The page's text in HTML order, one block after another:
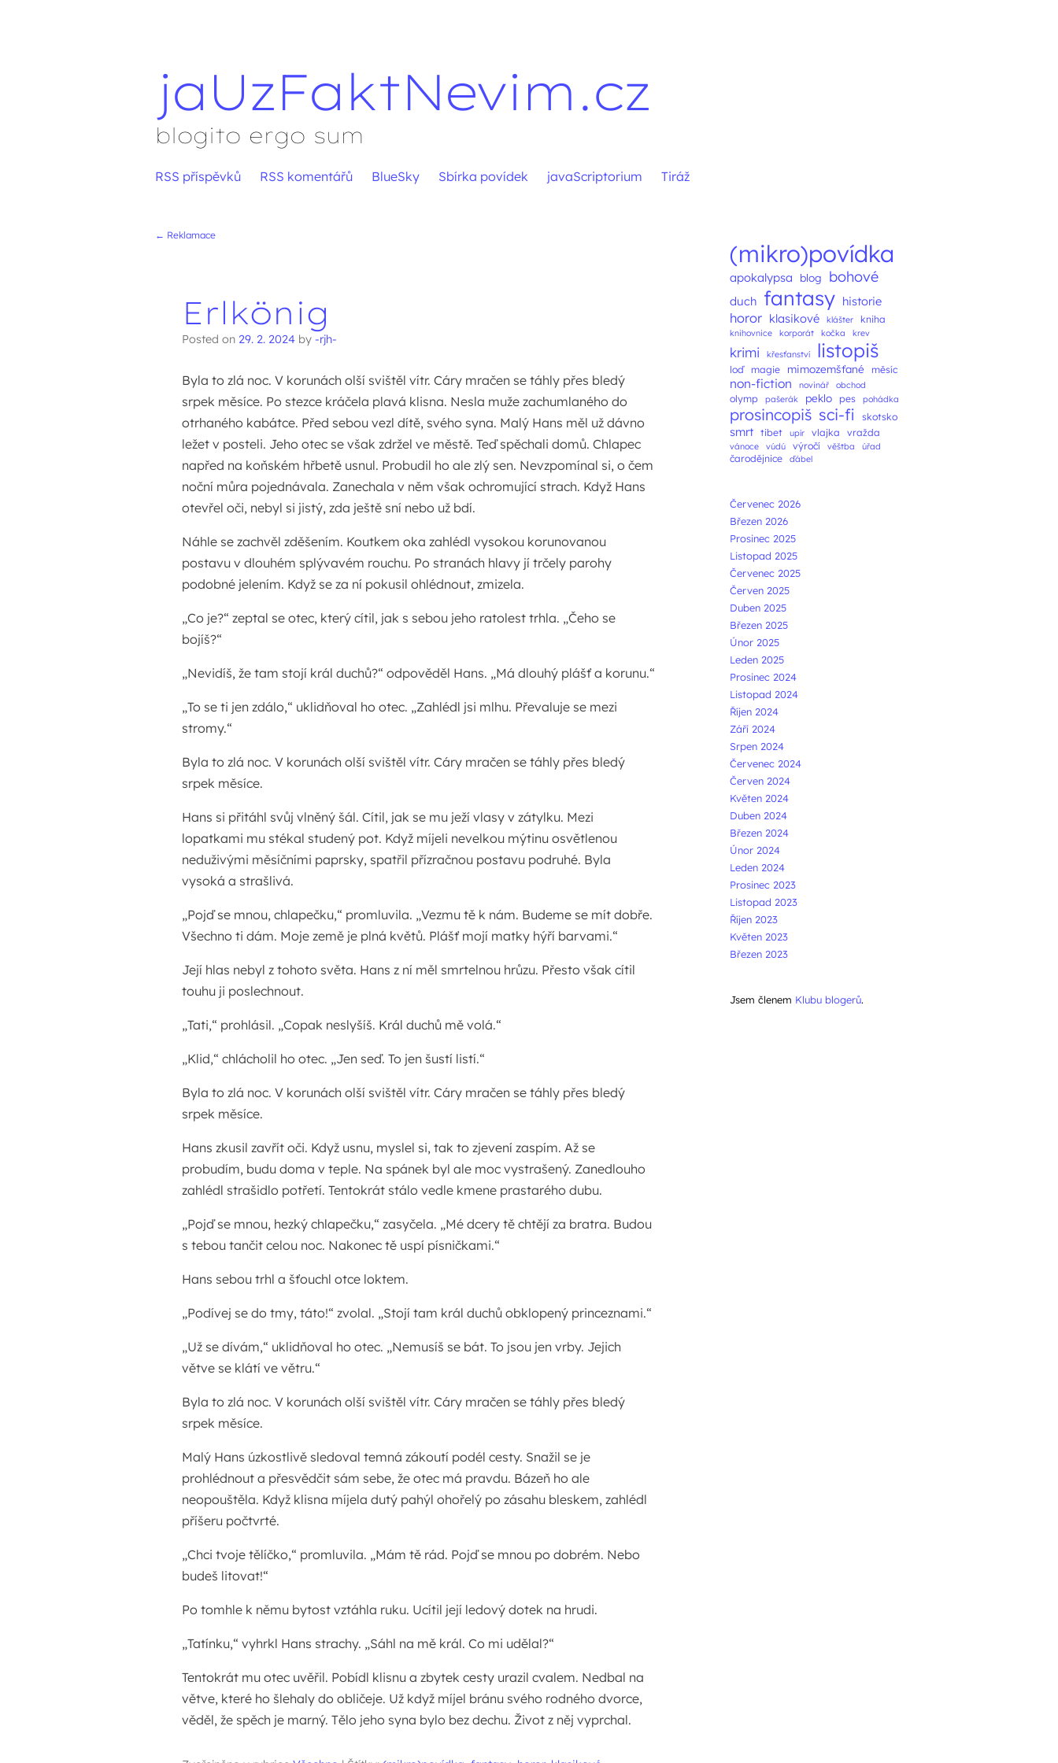
jaUzFaktNevim.cz
blogito ergo sum
Přejít
RSS příspěvků RSS komentářů BlueSky Sbírka povídek javaScriptorium Tiráž
← Reklamace
Erlkönig
Posted on 29. 2. 2024 by -rjh-
Byla to zlá noc. V korunách olší svištěl vítr. Cáry mračen se táhly přes bledý
srpek měsíce. Po stezce kráčela plavá klisna. Nesla muže zachumlaného do
otrhaného kabátce. Před sebou vezl dítě, svého syna. Malý Hans měl už dávno
ležet v posteli. Jeho otec se však zdržel ve městě. Teď spěchali domů. Chlapec
napřed na koňském hřbetě usnul. Probudil ho ale zlý sen. Nevzpomínal si, o čem
noční můra pojednávala. Zanechala v něm však ochromující strach. Když Hans
otevřel oči, nebyl si jistý, zda ještě sní nebo už bdí.
Náhle se zachvěl zděšením. Koutkem oka zahlédl vysokou korunovanou
postavu v dlouhém splývavém rouchu. Po stranách hlavy jí trčely parohy
podobné jelením. Když se za ní pokusil ohlédnout, zmizela.
„Co je?“ zeptal se otec, který cítil, jak s sebou jeho ratolest trhla. „Čeho se
bojíš?“
„Nevidíš, že tam stojí král duchů?“ odpověděl Hans. „Má dlouhý plášť a korunu.“
„To se ti jen zdálo,“ uklidňoval ho otec. „Zahlédl jsi mlhu. Převaluje se mezi
stromy.“
Byla to zlá noc. V korunách olší svištěl vítr. Cáry mračen se táhly přes bledý
srpek měsíce.
Hans si přitáhl svůj vlněný šál. Cítil, jak se mu ježí vlasy v zátylku. Mezi
lopatkami mu stékal studený pot. Když míjeli nevelkou mýtinu osvětlenou
neduživými měsíčními paprsky, spatřil přízračnou postavu podruhé. Byla
vysoká a strašlivá.
„Pojď se mnou, chlapečku,“ promluvila. „Vezmu tě k nám. Budeme se mít dobře.
Všechno ti dám. Moje země je plná květů. Plášť mojí matky hýří barvami.“
Její hlas nebyl z tohoto světa. Hans z ní měl smrtelnou hrůzu. Přesto však cítil
touhu ji poslechnout.
„Tati,“ prohlásil. „Copak neslyšíš. Král duchů mě volá.“
„Klid,“ chlácholil ho otec. „Jen seď. To jen šustí listí.“
Byla to zlá noc. V korunách olší svištěl vítr. Cáry mračen se táhly přes bledý
srpek měsíce.
Hans zkusil zavřít oči. Když usnu, myslel si, tak to zjevení zaspím. Až se
probudím, budu doma v teple. Na spánek byl ale moc vystrašený. Zanedlouho
zahlédl strašidlo potřetí. Tentokrát stálo vedle kmene prastarého dubu.
„Pojď se mnou, hezký chlapečku,“ zasyčela. „Mé dcery tě chtějí za bratra. Budou
s tebou tančit celou noc. Nakonec tě uspí písničkami.“
Hans sebou trhl a šťouchl otce loktem.
„Podívej se do tmy, táto!“ zvolal. „Stojí tam král duchů obklopený princeznami.“
„Už se dívám,“ uklidňoval ho otec. „Nemusíš se bát. To jsou jen vrby. Jejich
větve se klátí ve větru.“
Byla to zlá noc. V korunách olší svištěl vítr. Cáry mračen se táhly přes bledý
srpek měsíce.
Malý Hans úzkostlivě sledoval temná zákoutí podél cesty. Snažil se je
prohlédnout a přesvědčit sám sebe, že otec má pravdu. Bázeň ho ale
neopouštěla. Když klisna míjela dutý pahýl ohořelý po zásahu bleskem, zahlédl
příšeru počtvrté.
„Chci tvoje tělíčko,“ promluvila. „Mám tě rád. Pojď se mnou po dobrém. Nebo
budeš litovat!“
Po tomhle k němu bytost vztáhla ruku. Ucítil její ledový dotek na hrudi.
„Tatínku,“ vyhrkl Hans strachy. „Sáhl na mě král. Co mi udělal?“
Tentokrát mu otec uvěřil. Pobídl klisnu a zbytek cesty urazil cvalem. Nedbal na
větve, které ho šlehaly do obličeje. Už když míjel bránu svého rodného dvorce,
věděl, že spěch je marný. Tělo jeho syna bylo bez dechu. Život z něj vyprchal.
(mikro)povídka
apokalypsa blog bohové
duch fantasy historie
horor klasikové klášter kniha
knihovnice korporát kočka krev
krimi křesťanství listopiš
loď magie mimozemšťané měsíc
non-fiction novinář obchod
olymp pašerák peklo pes pohádka
prosincopiš sci-fi skotsko
smrt tibet upír vlajka vražda
vánoce vúdú výročí věštba úřad
čarodějnice ďábel
Červenec 2026
Březen 2026
Prosinec 2025
Listopad 2025
Červenec 2025
Červen 2025
Duben 2025
Březen 2025
Únor 2025
Leden 2025
Prosinec 2024
Listopad 2024
Říjen 2024
Září 2024
Srpen 2024
Červenec 2024
Červen 2024
Květen 2024
Duben 2024
Březen 2024
Únor 2024
Leden 2024
Prosinec 2023
Listopad 2023
Říjen 2023
Květen 2023
Březen 2023
Jsem členem Klubu blogerů.